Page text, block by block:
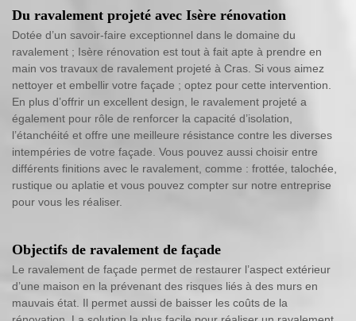
Du ravalement projeté avec Isère rénovation
Dotée d’un savoir-faire exceptionnel dans le domaine du
ravalement ; Isère rénovation est tout à fait apte à prendre en
main vos travaux de ravalement projeté à Cras. Si vous aimez
nettoyer et embellir votre façade ; optez pour cette intervention.
En plus d’offrir un excellent design, le ravalement projeté a
également pour rôle de renforcer la capacité d’isolation,
l’étanchéité et offre une meilleure résistance contre les diverses
intempéries de votre façade. Vous pouvez aussi choisir entre
différents finitions avec le ravalement, comme : frottée, talochée,
rustique ou aplatie et vous pouvez compter sur notre entreprise
pour vous les réaliser.
Objectifs de ravalement de façade
Le ravalement de façade permet de restaurer l’aspect extérieur
d’une maison en la prévenant des risques liés à des murs en
mauvais état. Il permet aussi de baisser les coûts de la